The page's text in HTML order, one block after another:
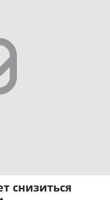
снизиться